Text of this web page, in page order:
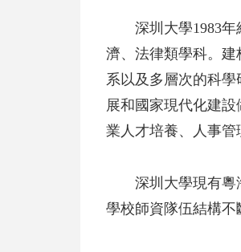
深圳大學1983
濟、法律類學科。
系以及多層次的科
展和國家現代化建
業人才培養、人事
深圳大學現有粵
學校師資隊伍結構不